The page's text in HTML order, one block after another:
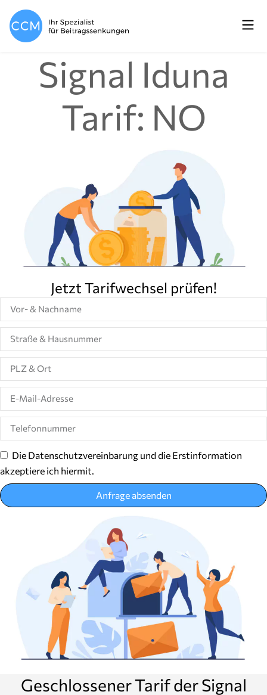
Signal Iduna
Tarif: NO
Jetzt Tarifwechsel prüfen!
Die Datenschutzvereinbarung und die Erstinformation
akzeptiere ich hiermit.
Anfrage absenden
Geschlossener Tarif der Signal